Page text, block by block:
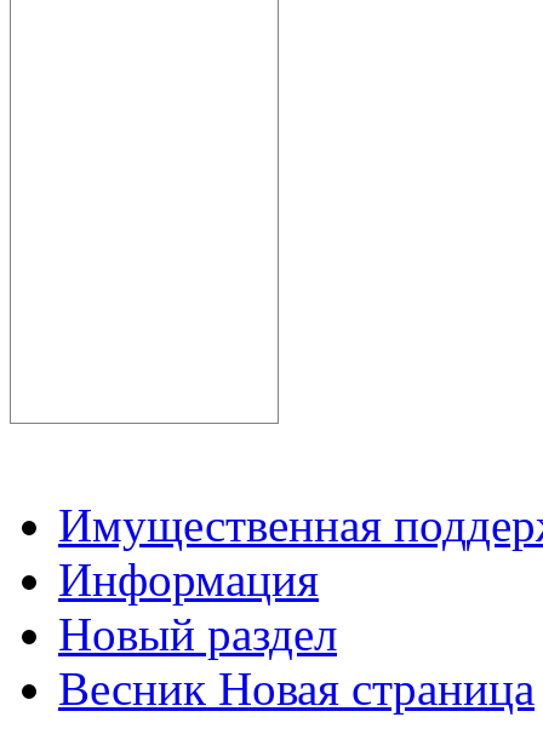
Имущественная
Информация
Новый раздел
Весник Новая страница